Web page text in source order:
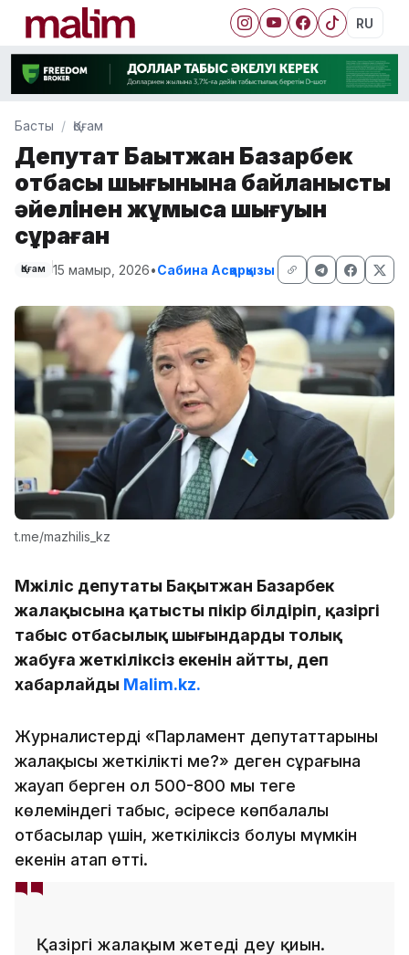
RU
Басты Қоғам
Депутат Бақытжан Базарбек
отбасы шығынына байланысты
әйелінен жұмысқа шығуын
сұраған
Қоғам 15 мамыр, 2026•Сабина Асқарқызы
t.me/mazhilis_kz
Мәжіліс депутаты Бақытжан Базарбек
жалақысына қатысты пікір білдіріп, қазіргі
табыс отбасылық шығындарды толық
жабуға жеткіліксіз екенін айтты, деп
хабарлайды Malim.kz.
Журналистердің «Парламент депутаттарының
жалақысы жеткілікті ме?» деген сұрағына
жауап берген ол 500-800 мың теңге
көлеміндегі табыс, әсіресе көпбалалы
отбасылар үшін, жеткіліксіз болуы мүмкін
екенін атап өтті.
Қазіргі жалақым жетеді деу қиын.